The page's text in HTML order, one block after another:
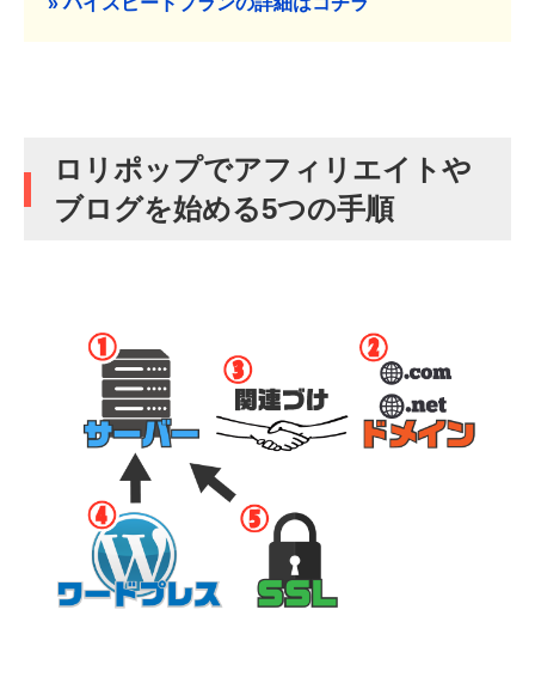
ロリポップでアフィリエイトや
ブログを始める5つの手順